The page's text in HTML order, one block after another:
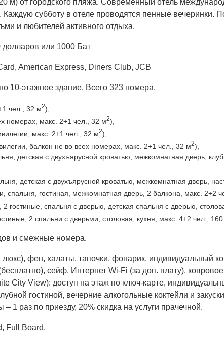
субботу в отеле проводятся пенные вечеринки.
и любителей активного отдыха.
долларов или 1000 Бат
American Express, Diners Club, JCB
10-этажное здание. Всего 323 номера.
чел., 32 м2),
номерах, макс. 2+1 чел., 32 м2),
макс. 2+1 чел., 32 м2),
балкон не во всех номерах, макс. 2+1 чел., 32 м2),
детская с двухъярусной кроватью, межкомнатная дверь,
детская с двухъярусной кроватью, межкомнатная дверь,
спальня, гостиная, межкомнатная дверь, 2 балкона, макс. 2+2
гостиные, спальня с дверью, детская спальня с дверью,
2 спальни с дверьми, столовая, кухня, макс. 4+2 чел.,
и смежные номера.
фен, халаты, тапочки, фонарик, индивидуальный
сейф, Интернет Wi-Fi (за доп. плату),
City View): доступ на этаж по ключ-карте,
гостиной, вечерние алкогольные коктейли и
1 раз по приезду, 20% скидка на услуги прачечной.
Full Board.